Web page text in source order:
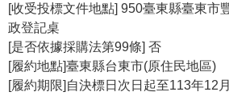
公
開
資
訊
[收受投標文件地點] 950臺東縣臺東市
政登記桌
[是否依據採購法第99條] 否
[履約地點]臺東縣台東市(原住民地區)
[履約期限]自決標日次日起至113年12